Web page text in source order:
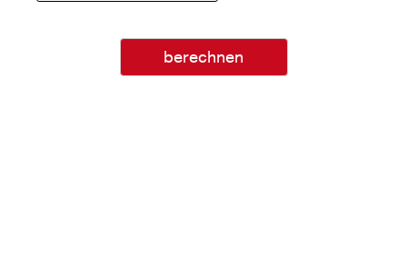
berechnen